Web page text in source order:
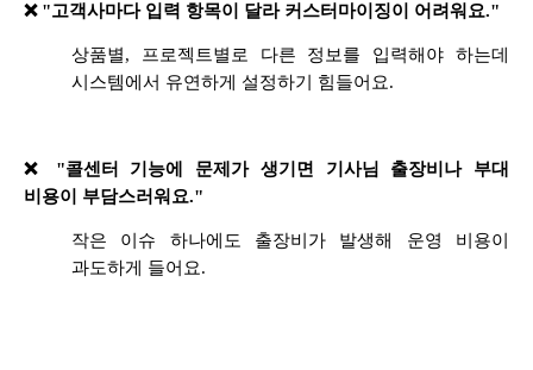
❌ "고객사마다 입력 항목이 달라 커스터마이징이 어려워요."
상품별, 프로젝트별로 다른 정보를 입력해야 하는데
시스템에서 유연하게 설정하기 힘들어요.
❌ "콜센터 기능에 문제가 생기면 기사님 출장비나 부대
비용이 부담스러워요."
작은 이슈 하나에도 출장비가 발생해 운영 비용이
과도하게 들어요.